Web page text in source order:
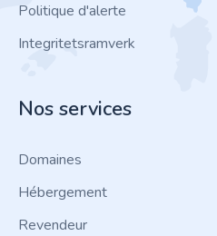
Politique d'alerte
Integritetsramverk
Nos services
Domaines
Hébergement
Revendeur